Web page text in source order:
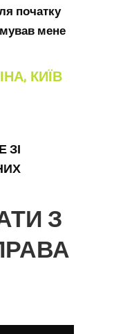
початку
мене
КИЇВ
ЗІ
З